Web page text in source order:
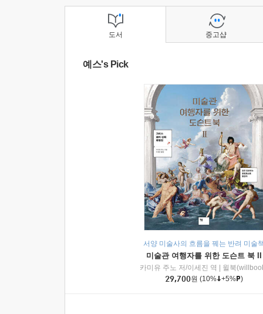
도서
예스's Pick
서양 미술사의 흐름을 꿰는 반려 미술
미술관 여행자를 위한 도슨트 북 II
카미유 주노 저/이세진 역
윌북
29,700원 (10% +5% )
중고샵